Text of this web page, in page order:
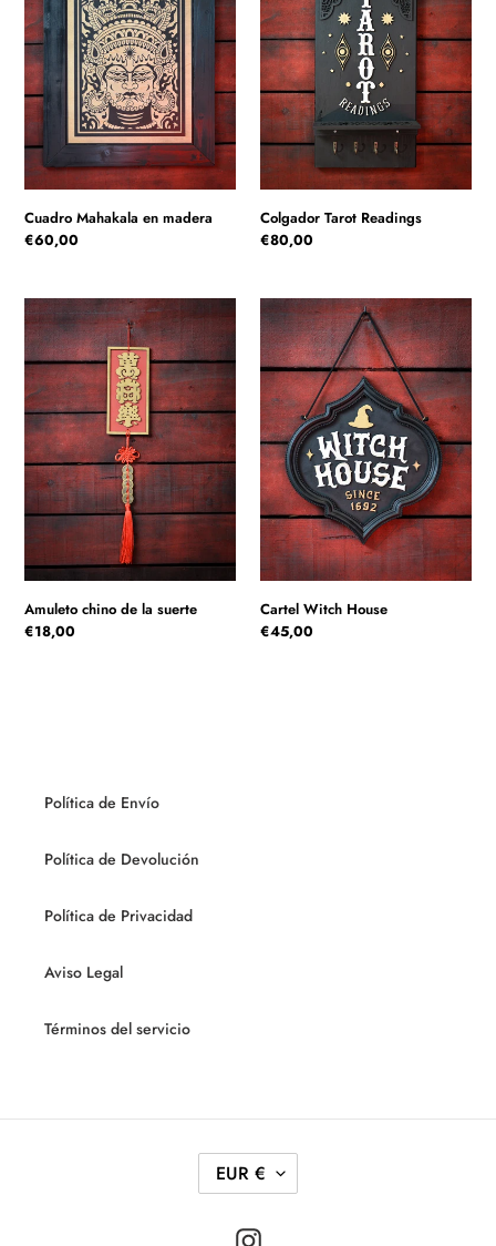
Cuadro Mahakala en madera
Precio
€60,00
Colgador Tarot Readings
Precio
€80,00
Amuleto
chino
de
la
suerte
Amuleto chino de la suerte
Precio
€18,00
Cartel
Witch
House
Cartel Witch House
Precio
€45,00
Política de Envío
Política de Devolución
Política de Privacidad
Aviso Legal
Términos del servicio
M
O
EUR €
Instagram